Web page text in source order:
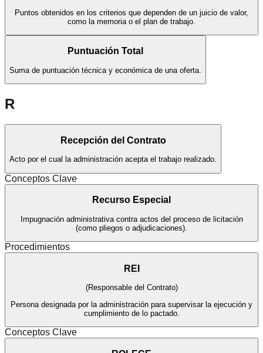
Puntos obtenidos en los criterios que dependen de un juicio de valor,
como la memoria o el plan de trabajo.
Puntuación Total
Suma de puntuación técnica y económica de una oferta.
R
Recepción del Contrato
Acto por el cual la administración acepta el trabajo realizado.
Conceptos Clave
Recurso Especial
Impugnación administrativa contra actos del proceso de licitación
(como pliegos o adjudicaciones).
Procedimientos
REI
(Responsable del Contrato)
Persona designada por la administración para supervisar la ejecución y
cumplimiento de lo pactado.
Conceptos Clave